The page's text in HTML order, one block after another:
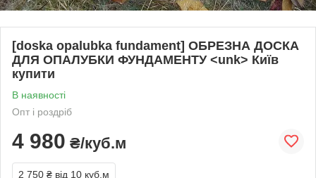
[doska opalubka fundament] ОБРЕЗНА ДОСКА
ДЛЯ ОПАЛУБКИ ФУНДАМЕНТУ <unk> Київ
купити
В наявності
Опт і роздріб
4 980 ₴/куб.м
2 750 ₴ від 10 куб.м